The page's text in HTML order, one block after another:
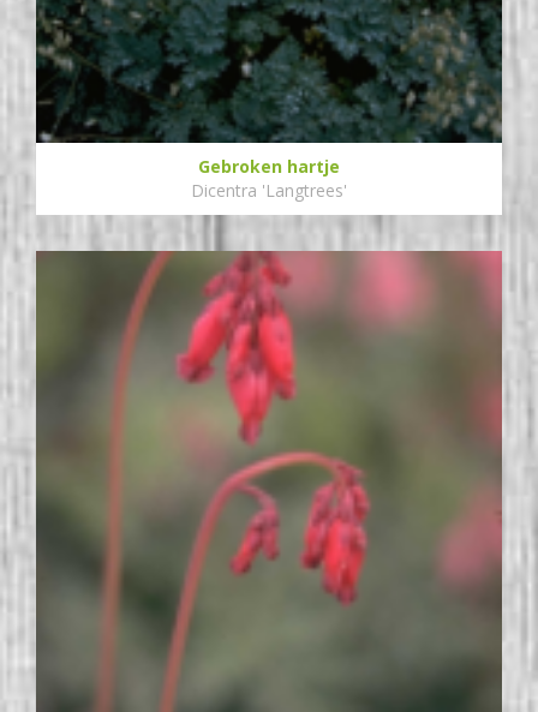
Gebroken hartje
Dicentra 'Langtrees'